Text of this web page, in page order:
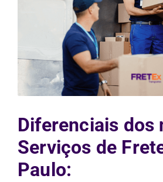
Diferenciais dos
Serviços de
Paulo: